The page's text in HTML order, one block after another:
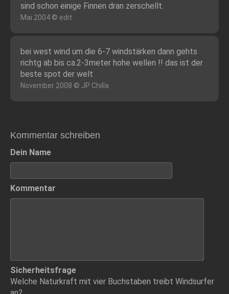
sind schon einige Finnen dran zerschellt.
Mai 2004 © edit
bei west wind um die 6-7 windstärken dann gehts
richtg ab bis ca.2-3meter hohe wellen !! das ist der
beste spot der welt
November 2008 © JP Chilla
Kommentar schreiben
Dein Name
Kommentar
Sicherheitsfrage
Welche Naturkraft mit vier Buchstaben treibt Windsurfer